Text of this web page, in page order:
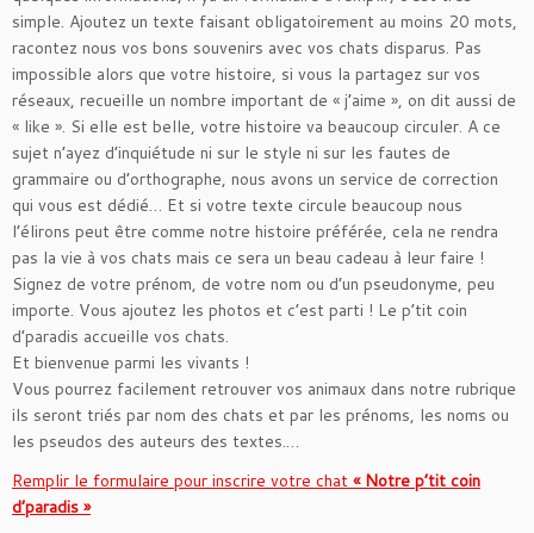
simple. Ajoutez un texte faisant obligatoirement au moins 20 mots,
racontez nous vos bons souvenirs avec vos chats disparus. Pas
impossible alors que votre histoire, si vous la partagez sur vos
réseaux, recueille un nombre important de « j’aime », on dit aussi de
« like ». Si elle est belle, votre histoire va beaucoup circuler. A ce
sujet n’ayez d’inquiétude ni sur le style ni sur les fautes de
grammaire ou d’orthographe, nous avons un service de correction
qui vous est dédié… Et si votre texte circule beaucoup nous
l’élirons peut être comme notre histoire préférée, cela ne rendra
pas la vie à vos chats mais ce sera un beau cadeau à leur faire !
Signez de votre prénom, de votre nom ou d’un pseudonyme, peu
importe. Vous ajoutez les photos et c’est parti ! Le p’tit coin
d’paradis accueille vos chats.
Et bienvenue parmi les vivants !
Vous pourrez facilement retrouver vos animaux dans notre rubrique
ils seront triés par nom des chats et par les prénoms, les noms ou
les pseudos des auteurs des textes.…
Remplir le formulaire pour inscrire votre chat « Notre p’tit coin
d’paradis »